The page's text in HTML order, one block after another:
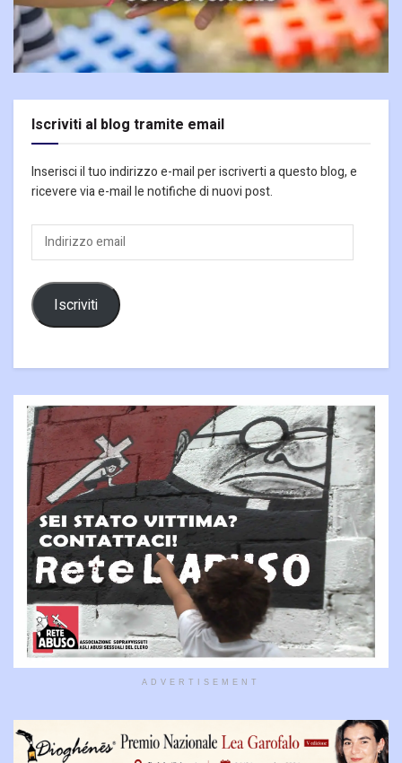
Iscriviti al blog tramite email
Inserisci il tuo indirizzo e-mail per iscriverti a questo blog, e
ricevere via e-mail le notifiche di nuovi post.
Indirizzo
email
Iscriviti
ADVERTISEMENT